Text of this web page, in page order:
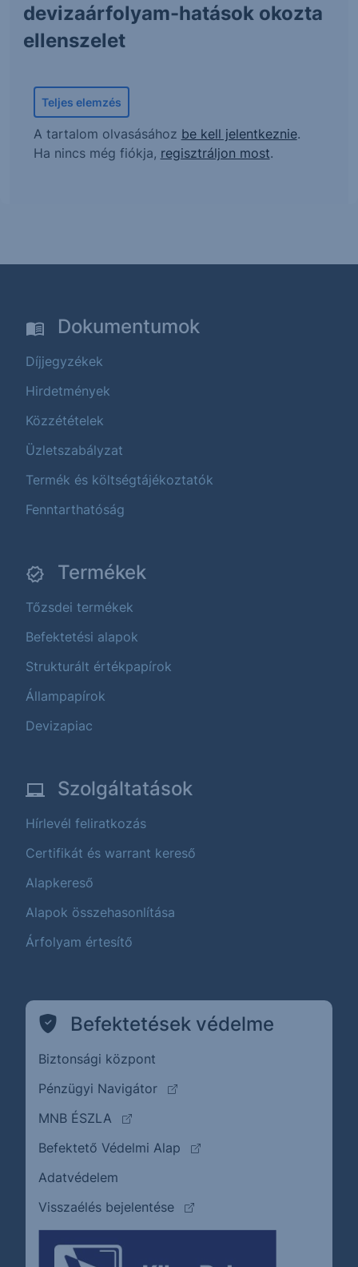
devizaárfolyam-hatások okozta
ellenszelet
Teljes elemzés
A tartalom olvasásához be kell jelentkeznie.
Ha nincs még fiókja, regisztráljon most.
Dokumentumok
Díjjegyzékek
Hirdetmények
Közzétételek
Üzletszabályzat
Termék és költségtájékoztatók
Fenntarthatóság
Termékek
Tőzsdei termékek
Befektetési alapok
Strukturált értékpapírok
Állampapírok
Devizapiac
Szolgáltatások
Hírlevél feliratkozás
Certifikát és warrant kereső
Alapkereső
Alapok összehasonlítása
Árfolyam értesítő
Befektetések védelme
Biztonsági központ
Pénzügyi Navigátor
(külső oldalra ugrik)
MNB ÉSZLA
(külső oldalra ugrik)
Befektető Védelmi Alap
(külső oldalra ugrik)
Adatvédelem
Visszaélés bejelentése
(külső oldalra ugrik)